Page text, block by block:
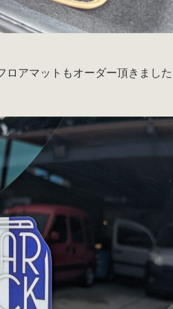
ロアマットもオーダー頂きまし